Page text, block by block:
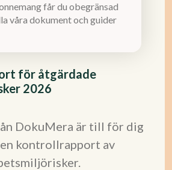
för åtgärdade
2026
DokuMera är till för dig
en kontrollrapport av
får du obegränsad
våra dokument och guider